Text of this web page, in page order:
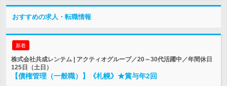
おすすめの求人・転職情報
新着
株式会社共成レンテム | アクティオグループ／20～30代活躍中／年間休日
125日（土日）
【債権管理（一般職）】《札幌》★賞与年2回